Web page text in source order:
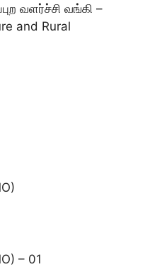
வளர்ச்சி வங்கி –
and Rural
– 01